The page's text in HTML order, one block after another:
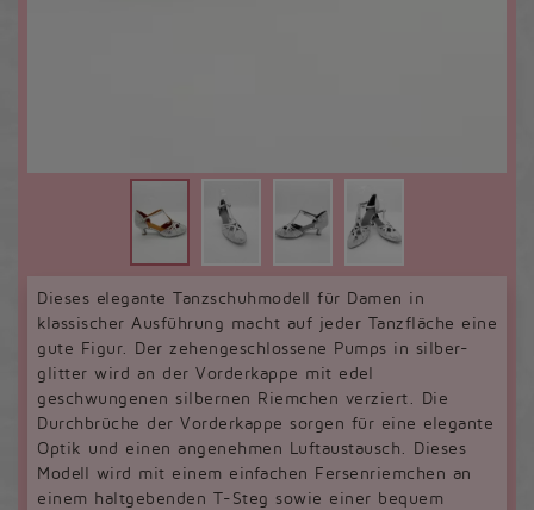
Dieses elegante Tanzschuhmodell für Damen in
klassischer Ausführung macht auf jeder Tanzfläche eine
gute Figur. Der zehengeschlossene Pumps in silber-
glitter wird an der Vorderkappe mit edel
geschwungenen silbernen Riemchen verziert. Die
Durchbrüche der Vorderkappe sorgen für eine elegante
Optik und einen angenehmen Luftaustausch. Dieses
Modell wird mit einem einfachen Fersenriemchen an
einem haltgebenden T-Steg sowie einer bequem